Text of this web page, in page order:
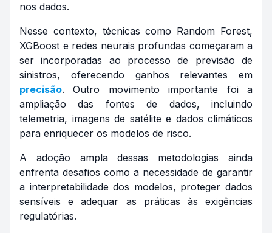
nos dados.
Nesse contexto, técnicas como Random Forest,
XGBoost e redes neurais profundas começaram a
ser incorporadas ao processo de previsão de
sinistros, oferecendo ganhos relevantes em
precisão. Outro movimento importante foi a
ampliação das fontes de dados, incluindo
telemetria, imagens de satélite e dados climáticos
para enriquecer os modelos de risco.
A adoção ampla dessas metodologias ainda
enfrenta desafios como a necessidade de garantir
a interpretabilidade dos modelos, proteger dados
sensíveis e adequar as práticas às exigências
regulatórias.